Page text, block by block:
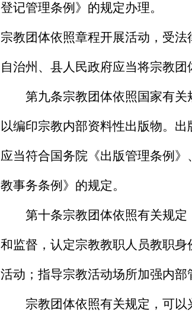
登记管理条例》的规定办理。
宗教团体依照章程开展活动，受法
自治州、县人民政府应当将宗教团
第九条宗教团体依照国家有
以编印宗教内部资料性出版物。
应当符合国务院《出版管理条例
教事务条例》的规定。
第十条宗教团体依照有关规
和监督，认定宗教教职人员教职
活动；指导宗教活动场所加强内部
宗教团体依照有关规定，可